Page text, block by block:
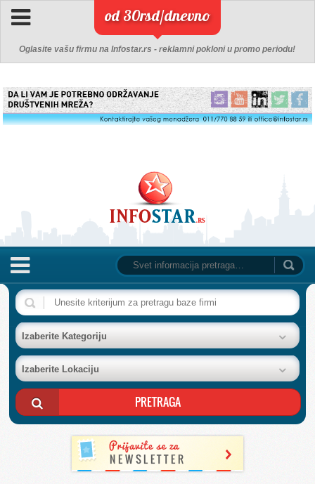
od 30rsd/dnevno
Oglasite vašu firmu na Infostar.rs - reklamni pokloni u promo periodu!
NASLOVNA
BAZA FIRMI
POSLOVNI OGLASI
AKCIJE I KATALOZI
BESPLATNI VAUČERI
Izaberite Kategoriju
Izaberite Lokaciju